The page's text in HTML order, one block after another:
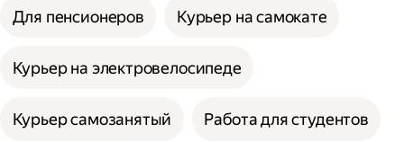
Для пенсионеров Курьер на самокате
Курьер на электровелосипеде
Курьер самозанятый Работа для студентов